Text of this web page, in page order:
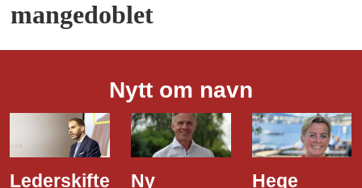
mangedoblet
Nytt om navn
Ny
Hege
Dette er